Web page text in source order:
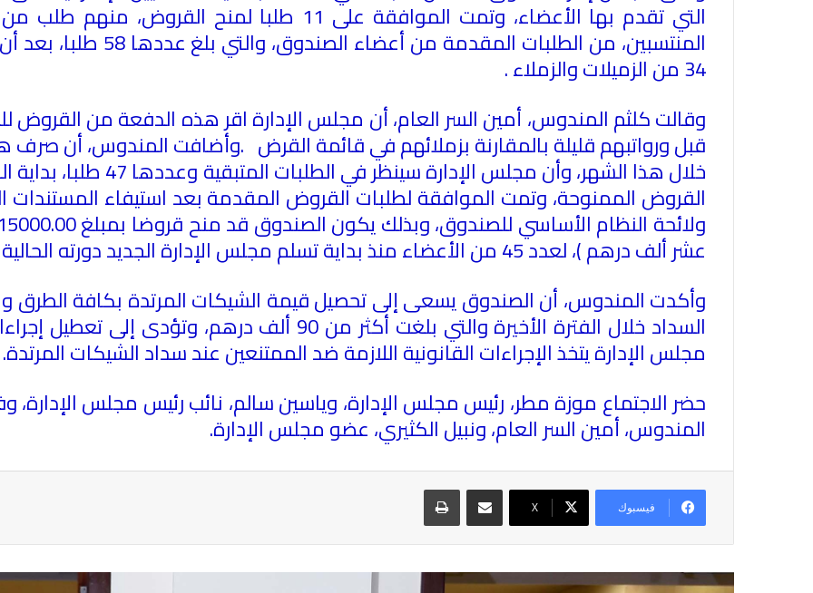
المنتسبين، من الطلبات
34 من الزميلات والزملاء
.
وقالت كلثم المندوس، أمين السر العام، أن مجلس الإدارة اقر هذه الدفعة من القروض
قبل ورواتبهم قليلة بالمقارنة بزملائهم في قائمة القرض .وأضافت المندوس، أن صرف
خلال هذا الشهر، وأن مجلس
القروض الممنوحة، وتمت الموافقة لطلبات القروض المقدمة بعد استيفاء
عشر ألف درهم )، لعدد 45 من الأعضاء منذ بداية تسلم مجلس الإدارة الجديد دورته الحالية في نهاية مارس الماضي
وأكدت المندوس، أن الصندوق يسعى إلى تحصيل قيمة الشيكات المرتدة بكافة الطرق
السداد خلال الفترة الأخيرة والتي بلغت أكثر من 90 ألف
مجلس الإدارة يتخذ الإجراءات القانونية اللازمة ضد الممتنعين عند سداد الشيكات المرتدة.
حضر الاجتماع موزة مطر، رئيس مجلس الإدارة، وياسين سالم، نائب رئيس مجلس الإدارة،
المندوس، أمين السر العام، ونبيل الكثيري، عضو مجلس الإدارة.
فيسبوك X
مشاركة عبر البريد طباعة